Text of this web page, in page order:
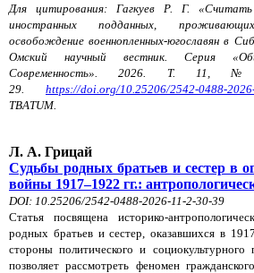
Для цитирования: Гагкуев Р. Г.
иностранных подданных,
освобождение военнопленных-югославян в
Омский научный вестник. Серия
Современность». 2026. Т.
29. https://doi.org/10.25206/2542-0488-
TBATUM.
Л. А. Грицай
Судьбы родных братьев и сестер в
войны 1917–1922 гг.:
DOI: 10.25206/2542-0488-2026-11-2-30-39
Статья посвящена историко-
родных братьев и сестер, оказавшихся в
стороны политического и социокультурного
позволяет рассмотреть феномен